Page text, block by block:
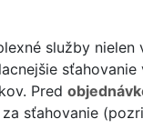
služby
Pred
sťahovanie (pozri